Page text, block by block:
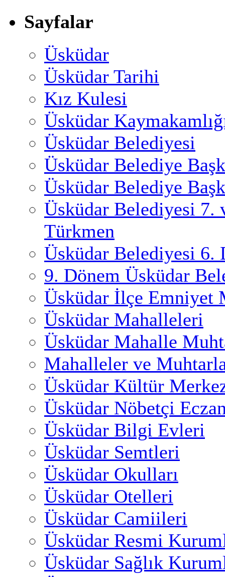
Sayfalar
Üsküdar
Üsküdar Tarihi
Kız Kulesi
Üsküdar
Üsküdar Belediyesi
Üsküdar Belediye
Üsküdar Belediye
Üsküdar Belediyesi 7.
Türkmen
Üsküdar Belediyesi 6.
9. Dönem Üsküdar
Üsküdar İlçe Emniyet
Üsküdar Mahalleleri
Üsküdar Mahalle
Mahalleler ve
Üsküdar Kültür
Üsküdar Nöbetçi
Üsküdar Bilgi Evleri
Üsküdar Semtleri
Üsküdar Okulları
Üsküdar Otelleri
Üsküdar Camiileri
Üsküdar Resmi
Üsküdar Sağlık